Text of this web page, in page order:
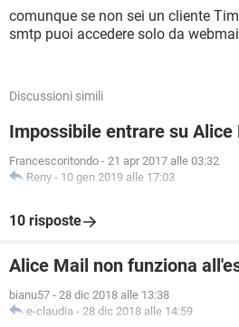
comunque se non sei un cliente
smtp puoi accedere solo da
Discussioni simili
Impossibile entrare su
Francescoritondo - 21 apr 2017 alle 03:32
Reny - 10 gen 2019 alle 17:03
10 risposte
Alice Mail non funziona
bianu57 - 28 dic 2018 alle 13:38
e-claudia - 28 dic 2018 alle 14:59